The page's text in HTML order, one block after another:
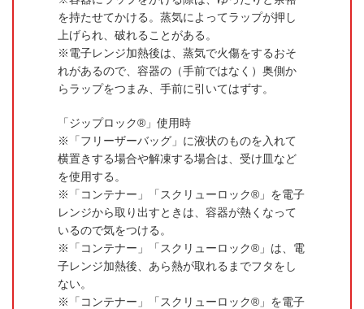
を持たせてかける。蒸気によってラップが押し
上げられ、破れることがある。
電子レンジ加熱後は、蒸気で火傷をするおそ
れがあるので、容器の（手前ではなく）奥側か
らラップをつまみ、手前に引いてはずす。
「ジップロック®」使用時
「フリーザーバッグ」に液状のものを入れて
横置きする場合や解凍する場合は、受け皿など
を使用する。
「コンテナー」「スクリューロック®」を電子
レンジから取り出すときは、容器が熱くなって
いるので気をつける。
「コンテナー」「スクリューロック®」は、電
子レンジ加熱後、あら熱が取れるまでフタをし
ない。
「コンテナー」「スクリューロック®」を電子